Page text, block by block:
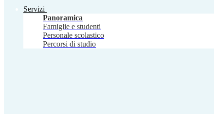
Servizi
Panoramica
Famiglie e studenti
Personale scolastico
Percorsi di studio